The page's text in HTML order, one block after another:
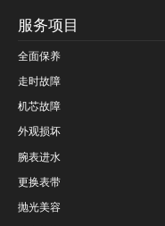
服务项目
全面保养
走时故障
机芯故障
外观损坏
腕表进水
更换表带
抛光美容